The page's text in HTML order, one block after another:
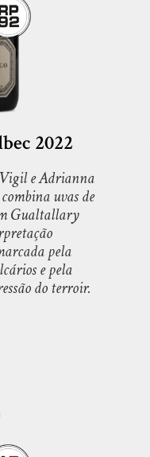
2022
e Adrianna
uvas de
Gualtallary
pela
e pela
do terroir.